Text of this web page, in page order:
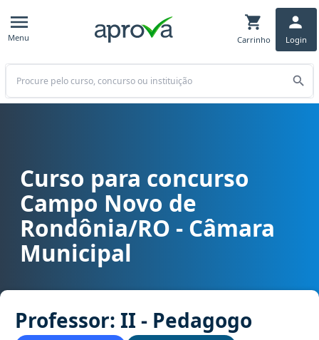
Menu Carrinho Login
Buscar
Curso para concurso Campo Novo de Rondônia/RO - Câmara
Curso para concurso
Campo Novo de
Rondônia/RO - Câmara
Municipal
Professor: II - Pedagogo